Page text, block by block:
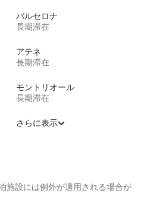
バルセロナ
長期滞在
アテネ
長期滞在
モントリオール
長期滞在
さらに表示
施設には例外が適用される場合が